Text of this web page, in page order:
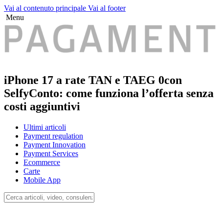
Vai al contenuto principale Vai al footer
Menu
iPhone 17 a rate TAN e TAEG 0con
SelfyConto: come funziona l’offerta senza
costi aggiuntivi
Ultimi articoli
Payment regulation
Payment Innovation
Payment Services
Ecommerce
Carte
Mobile App